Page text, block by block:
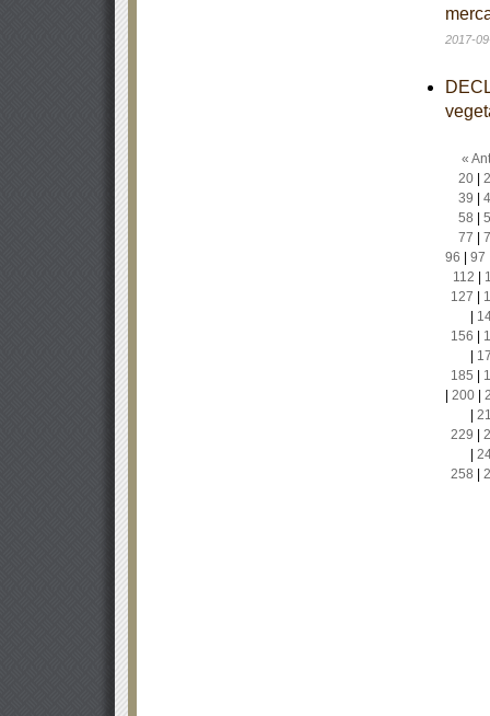
2017-
«
20|
39
58
77
96
97
112
127
156
185
200|
229
258